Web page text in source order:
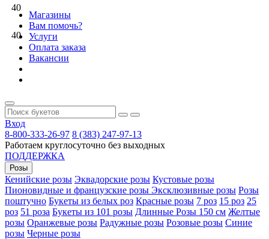
Магазины
Вам помочь?
Услуги
Оплата заказа
Вакансии
Вход
8-800-333-26-97 8 (383) 247-97-13
Работаем круглосуточно без выходных
ПОДДЕРЖКА
Розы
Кенийские розы Эквадорские розы Кустовые розы
Пионовидные и французские розы Эксклюзивные розы Розы
поштучно Букеты из белых роз Красные розы 7 роз 15 роз 25
роз 51 роза Букеты из 101 розы Длинные Розы 150 см Желтые
розы Оранжевые розы Радужные розы Розовые розы Синие
розы Черные розы
40
40